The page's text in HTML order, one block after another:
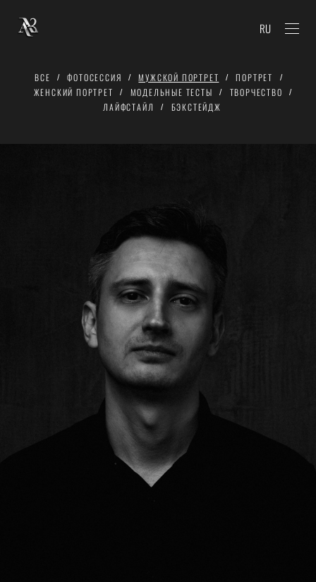
RU
ВСЕ ФОТОСЕССИЯ МУЖСКОЙ ПОРТРЕТ
ПОРТРЕТ
ЖЕНСКИЙ ПОРТРЕТ
МОДЕЛЬНЫЕ ТЕСТЫ
ТВОРЧЕСТВО
ЛАЙФСТАЙЛ
БЭКСТЕЙДЖ